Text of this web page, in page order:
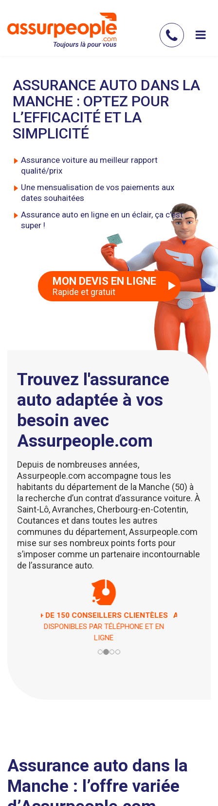
contenu
nous
ASSURANCE AUTO DANS LA
MANCHE : OPTEZ POUR
L’EFFICACITÉ ET LA
SIMPLICITÉ
Assurance voiture au meilleur rapport
qualité/prix
Une mensualisation de vos paiements aux
dates souhaitées
Assurance auto en ligne en un éclair, ça c’est
super !
MON DEVIS EN LIGNE
Rapide et gratuit
Trouvez l'assurance
auto adaptée à vos
besoin avec
Assurpeople.com
Depuis de nombreuses années,
Assurpeople.com accompagne tous les
habitants du département de la Manche (50) à
la recherche d’un contrat d’assurance voiture. À
Saint-Lô, Avranches, Cherbourg-en-Cotentin,
Coutances et dans toutes les autres
communes du département, Assurpeople.com
mise sur ses nombreux points forts pour
s’imposer comme un partenaire incontournable
de l’assurance auto.
ASSISTANCE 7 JOURS / 7 ET 24H / 24
EN CAS DE PÉPIN !
Assurance auto dans la
Manche : l’offre variée
d’Assurpeople.com